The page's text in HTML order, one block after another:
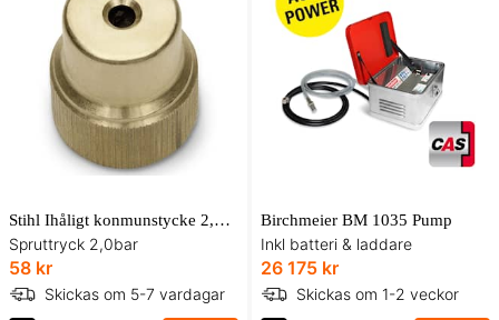
Stihl Ihåligt konmunstycke 2,5 mm, till SG 31, SG 51
Spruttryck 2,0bar
58 kr
Skickas om 5-7 vardagar
Birchmeier BM 1035 Pump
Inkl batteri & laddare
26 175 kr
Skickas om 1-2 veckor